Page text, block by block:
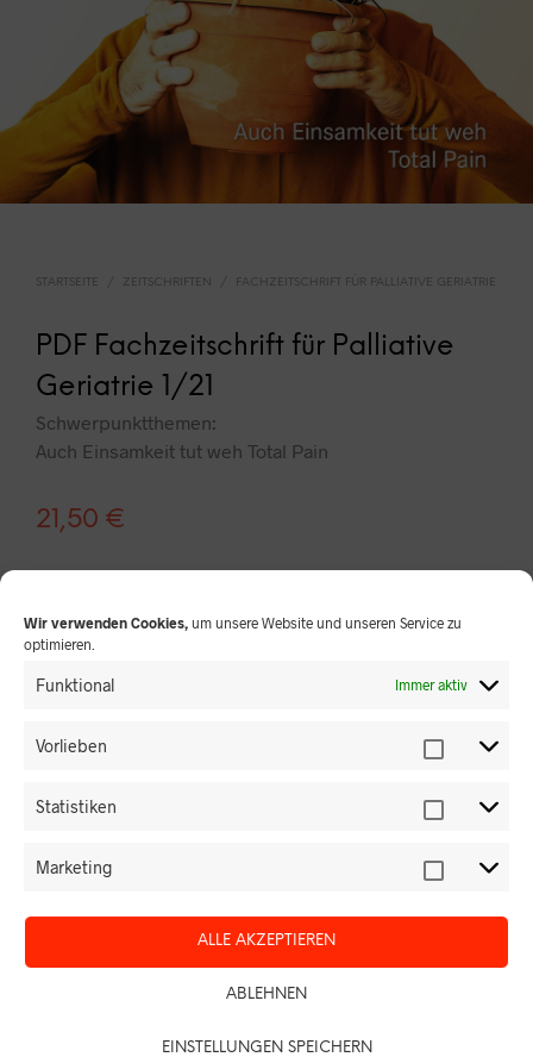
Wir verwenden Cookies, um unsere Website und unseren Service zu
optimieren.
Funktional Immer aktiv
Vorlieben
Statistiken
Marketing
ALLE AKZEPTIEREN
ABLEHNEN
EINSTELLUNGEN SPEICHERN
STARTSEITE ZEITSCHRIFTEN FACHZEITSCHRIFT FÜR PALLIATIVE GERIATRIE
PDF Fachzeitschrift für Palliative
Geriatrie 1/21
Schwerpunktthemen:
Auch Einsamkeit tut weh Total Pain
21,50 €
FACHZEITSCHRIFT FÜR PALLIATIVE GERIATRIE
> PROBEHEFT BESTELLEN